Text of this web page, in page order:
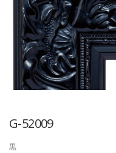
G-52009
黒